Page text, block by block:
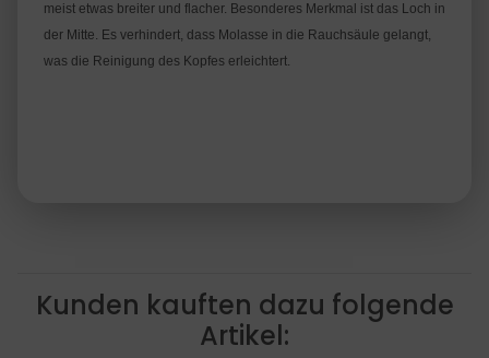
meist etwas breiter und flacher. Besonderes Merkmal ist das Loch in
der Mitte. Es verhindert, dass Molasse in die Rauchsäule gelangt,
was die Reinigung des Kopfes erleichtert.
Kunden kauften dazu folgende
Artikel: